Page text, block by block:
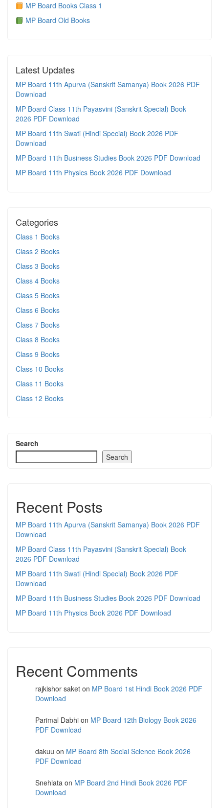
MP Board Books Class 1
MP Board Old Books
Latest Updates
MP Board 11th Apurva (Sanskrit Samanya) Book 2026 PDF
Download
MP Board Class 11th Payasvini (Sanskrit Special) Book
2026 PDF Download
MP Board 11th Swati (Hindi Special) Book 2026 PDF
Download
MP Board 11th Business Studies Book 2026 PDF Download
MP Board 11th Physics Book 2026 PDF Download
Categories
Class 1 Books
Class 2 Books
Class 3 Books
Class 4 Books
Class 5 Books
Class 6 Books
Class 7 Books
Class 8 Books
Class 9 Books
Class 10 Books
Class 11 Books
Class 12 Books
Search
Search
Recent Posts
MP Board 11th Apurva (Sanskrit Samanya) Book 2026 PDF
Download
MP Board Class 11th Payasvini (Sanskrit Special) Book
2026 PDF Download
MP Board 11th Swati (Hindi Special) Book 2026 PDF
Download
MP Board 11th Business Studies Book 2026 PDF Download
MP Board 11th Physics Book 2026 PDF Download
Recent Comments
rajkishor saket on MP Board 1st Hindi Book 2026 PDF
Download
Parimal Dabhi on MP Board 12th Biology Book 2026
PDF Download
dakuu on MP Board 8th Social Science Book 2026
PDF Download
Snehlata on MP Board 2nd Hindi Book 2026 PDF
Download